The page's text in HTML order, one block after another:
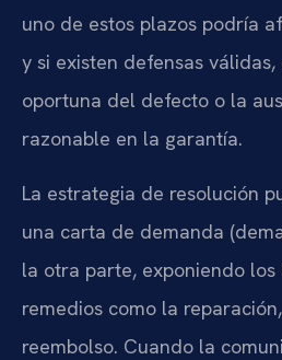
uno de estos plazos podría
y si existen defensas
oportuna del defecto o la
razonable en la garantía.
La estrategia de resolución
una carta de demanda
la otra parte, exponiendo
remedios como la
reembolso. Cuando la